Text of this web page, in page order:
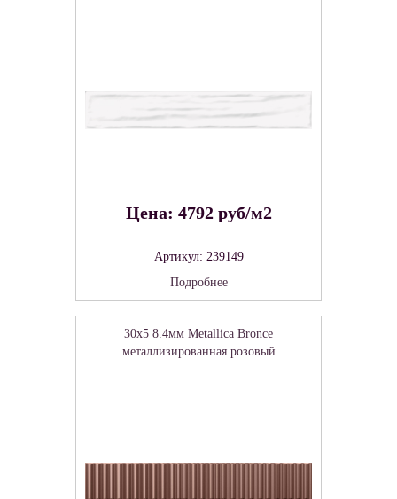
Цена: 4792 руб/м2
Артикул: 239149
Подробнее
30x5 8.4мм Metallica Bronce
металлизированная розовый